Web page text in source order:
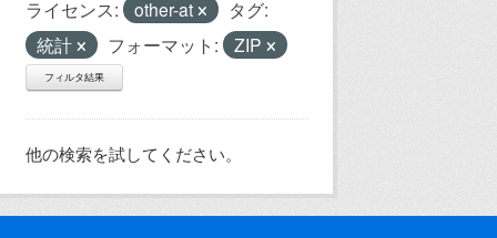
ライセンス:
other-at
タグ:
統計
フォーマット: ZIP
フィルタ結果
他の検索を試してください。